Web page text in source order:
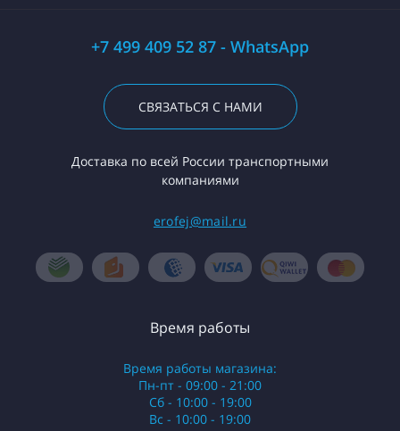
+7 499 409 52 87 - WhatsApp
СВЯЗАТЬСЯ С НАМИ
Доставка по всей России транспортными
компаниями
erofej@mail.ru
Время работы
Время работы магазина:
Пн-пт - 09:00 - 21:00
Сб - 10:00 - 19:00
Вс - 10:00 - 19:00